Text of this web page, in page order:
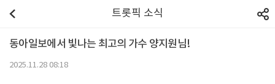
트롯픽 소식
동아일보에서 빛나는 최고의 가수 양지원님!
2025.11.28 08:18